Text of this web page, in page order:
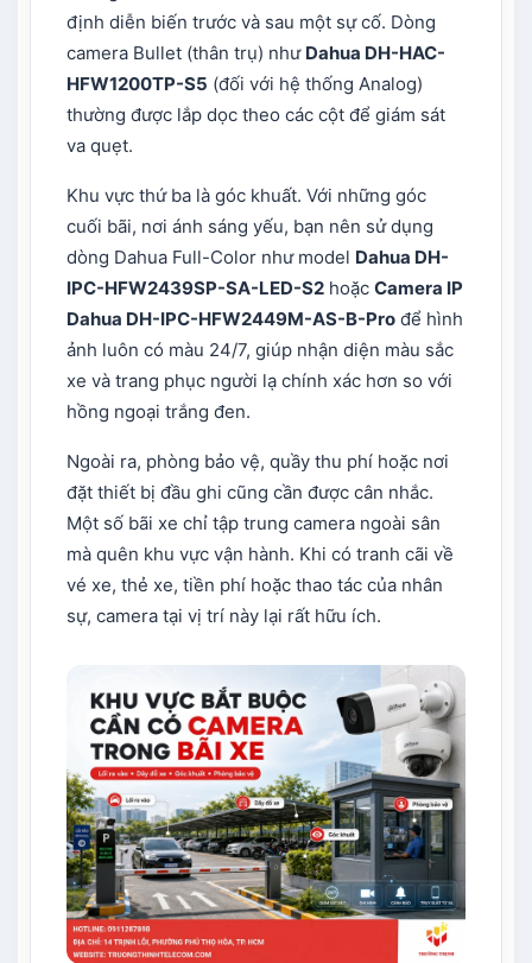
định diễn biến trước và sau một sự cố. Dòng
camera Bullet (thân trụ) như Dahua DH-HAC-
HFW1200TP-S5 (đối với hệ thống Analog)
thường được lắp dọc theo các cột để giám sát
va quẹt.
Khu vực thứ ba là góc khuất. Với những góc
cuối bãi, nơi ánh sáng yếu, bạn nên sử dụng
dòng Dahua Full-Color như model Dahua DH-
IPC-HFW2439SP-SA-LED-S2 hoặc Camera IP
Dahua DH-IPC-HFW2449M-AS-B-Pro để hình
ảnh luôn có màu 24/7, giúp nhận diện màu sắc
xe và trang phục người lạ chính xác hơn so với
hồng ngoại trắng đen.
Ngoài ra, phòng bảo vệ, quầy thu phí hoặc nơi
đặt thiết bị đầu ghi cũng cần được cân nhắc.
Một số bãi xe chỉ tập trung camera ngoài sân
mà quên khu vực vận hành. Khi có tranh cãi về
vé xe, thẻ xe, tiền phí hoặc thao tác của nhân
sự, camera tại vị trí này lại rất hữu ích.